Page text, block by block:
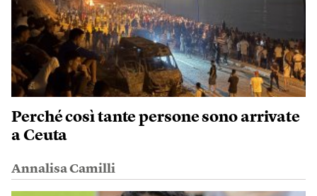
Perché così tante persone sono arrivate
a Ceuta
Annalisa Camilli